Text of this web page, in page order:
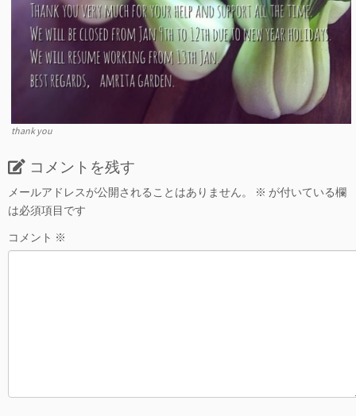
thank you
コメントを残す
メールアドレスが公開されることはありません。 ※ が付いている欄
は必須項目です
コメント ※